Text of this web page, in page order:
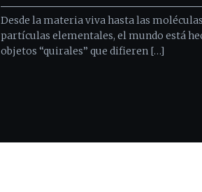
de
ciencia
del
16
Desde la materia viva hasta las
partículas elementales, el mundo está
objetos “quirales” que difieren […]